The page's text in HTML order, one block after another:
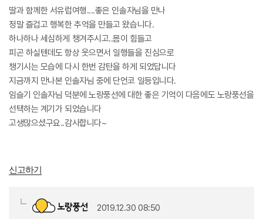
딸과 함께한 서유럽여행....좋은 인솔자님을 만나
정말 즐겁고 행복한 추억을 만들고 왔습니다.
하나하나 세심하게 챙겨주시고..몸이 힘들고
피곤 하실텐데도 항상 웃으면서 일행들을 진심으로
챙기시는 모습에 다시 한번 감탄을 하게 되었답니다
지금까지 만나본 인솔자님 중에 단언코 일등입니다.
임슬기 인솔자님 덕분에 노랑풍선에 대한 좋은 기억이 다음에도 노랑풍선을
선택하는 계기가 되었습니다
고생많으셨구요..감사합니다~
신고하기
2019.12.30 08:50